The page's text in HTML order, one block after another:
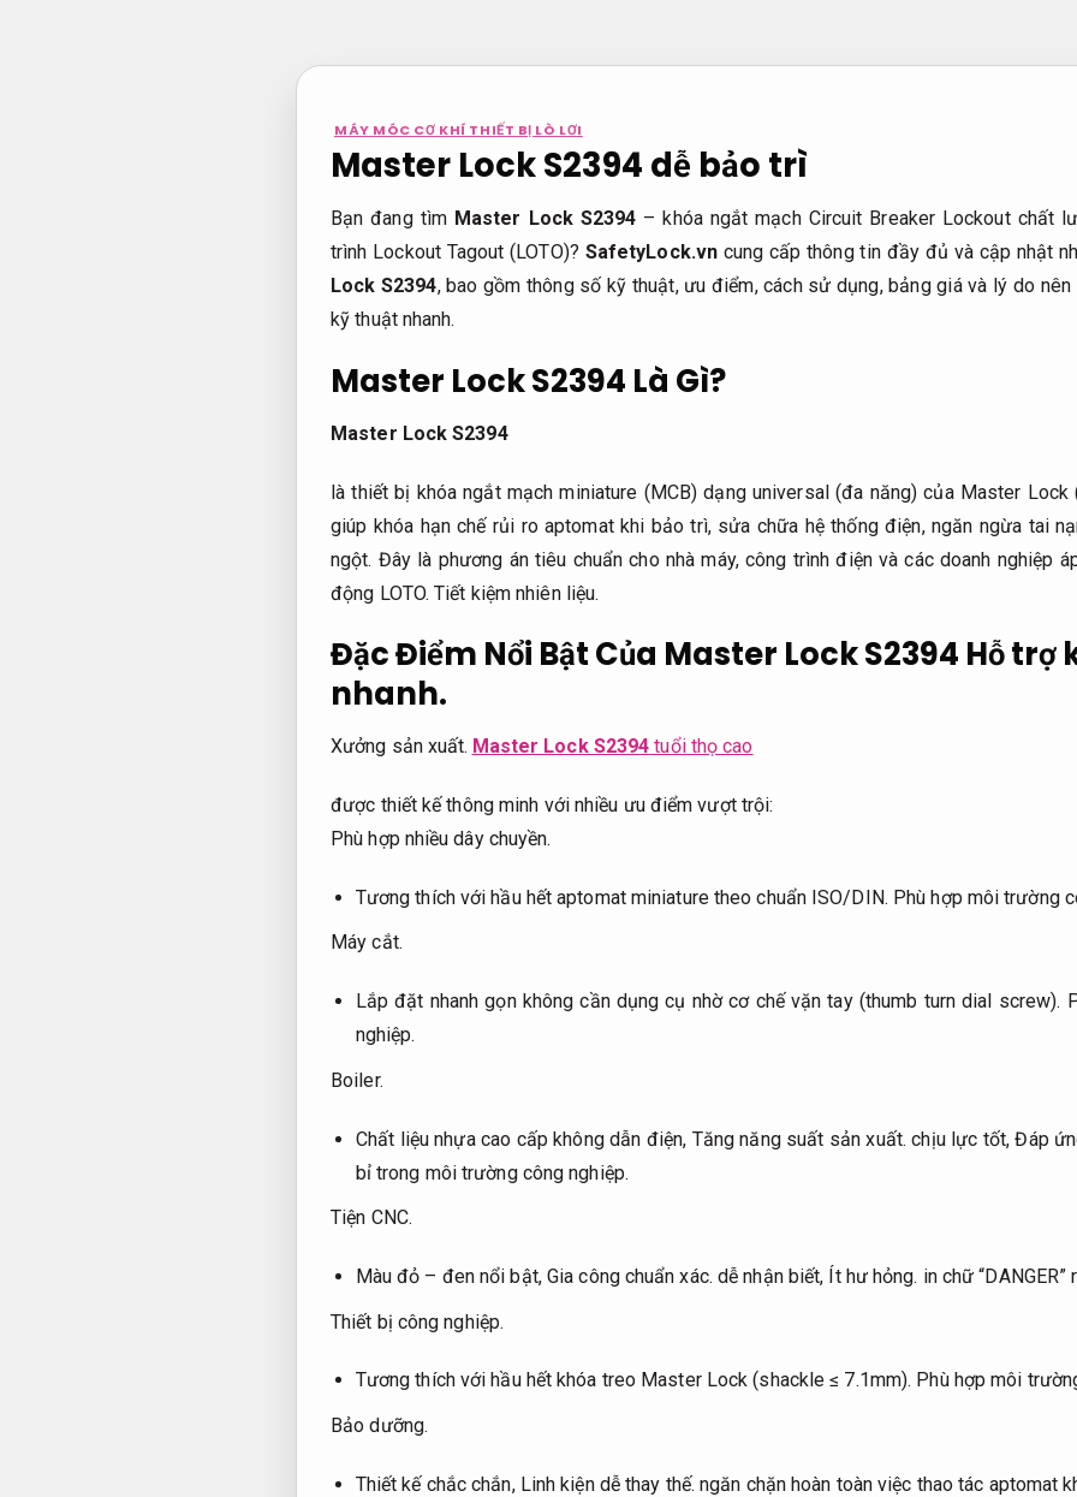
MÁY MÓC CƠ KHÍ THIẾT BỊ LÒ LƠI
Master Lock S2394 dễ bảo trì
Bạn đang tìm Master Lock S2394 – khóa ngắt mạch Circuit Breaker Lockout chất
trình Lockout Tagout (LOTO)? SafetyLock.vn cung cấp thông tin đầy đủ và cập nhật
Lock S2394, bao gồm thông số kỹ thuật, ưu điểm, cách sử dụng, bảng giá và lý do
kỹ thuật nhanh.
Master Lock S2394 Là Gì?
Master Lock S2394
là thiết bị khóa ngắt mạch miniature (MCB) dạng universal (đa năng) của Master Lock
giúp khóa hạn chế rủi ro aptomat khi bảo trì, sửa chữa hệ thống điện, ngăn ngừa tai
ngột. Đây là phương án tiêu chuẩn cho nhà máy, công trình điện và các doanh nghiệp
động LOTO.Tiết kiệm nhiên liệu.
Đặc Điểm Nổi Bật Của Master Lock S2394 Hỗ trợ
nhanh.
Xưởng sản xuất. Master Lock S2394 tuổi thọ cao
được thiết kế thông minh với nhiều ưu điểm vượt trội:
Phù hợp nhiều dây chuyền.
Tương thích với hầu hết aptomat miniature theo chuẩn ISO/DIN. Phù hợp môi trường
Máy cắt.
Lắp đặt nhanh gọn không cần dụng cụ nhờ cơ chế vặn tay (thumb turn dial screw).
nghiệp.
Boiler.
Chất liệu nhựa cao cấp không dẫn điện, Tăng năng suất sản xuất. chịu lực tốt,Đáp
bỉ trong môi trường công nghiệp.
Tiện CNC.
Màu đỏ – đen nổi bật, Gia công chuẩn xác. dễ nhận biết, Ít hư hỏng. in chữ “DANGER”
Thiết bị công nghiệp.
Tương thích với hầu hết khóa treo Master Lock (shackle ≤ 7.1mm). Phù hợp môi
Bảo dưỡng.
Thiết kế chắc chắn, Linh kiện dễ thay thế. ngăn chặn hoàn toàn việc thao tác aptomat